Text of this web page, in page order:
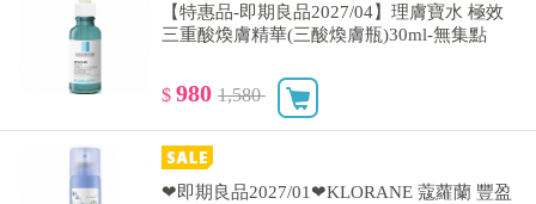
【特惠品-即期良品2027/04】理膚寶水 極效
三重酸煥膚精華(三酸煥膚瓶)30ml-無集點
$ 980 1,580
❤即期良品2027/01❤KLORANE 蔻蘿蘭 豐盈